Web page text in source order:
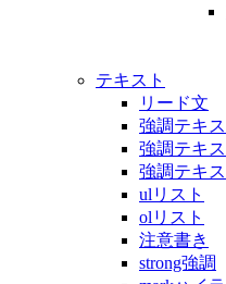
テキスト
リード文
強調テキス
強調テキ
強調テキ
ulリスト
olリスト
注意書き
strong強調